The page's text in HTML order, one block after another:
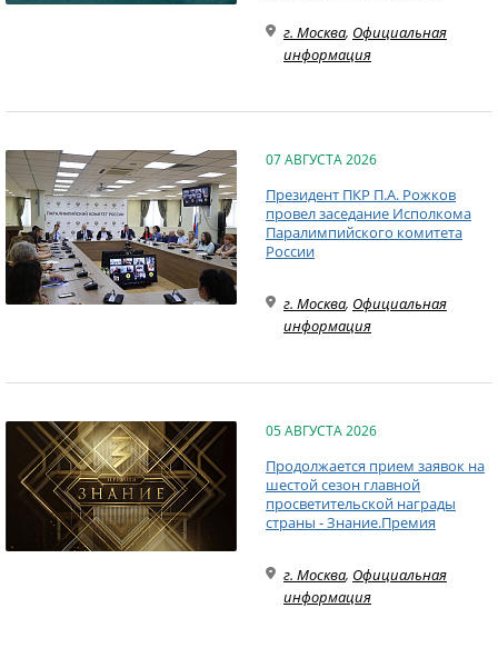
г. Москва, Официальная
информация
07 АВГУСТА 2026
Президент ПКР П.А. Рожков
провел заседание Исполкома
Паралимпийского комитета
России
г. Москва, Официальная
информация
05 АВГУСТА 2026
Продолжается прием заявок на
шестой сезон главной
просветительской награды
страны - Знание.Премия
г. Москва, Официальная
информация